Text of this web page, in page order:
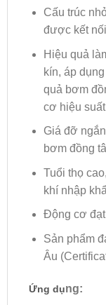
Cấu trúc
được kết
Hiệu quả
kín, áp
quả bơm
cơ hiệu
Giá đỡ
bơm đồng
Tuổi thọ
khí nhập
Động cơ
Sản phẩm
Âu
Ứng dụng: